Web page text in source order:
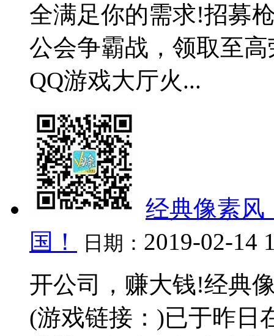
全满足你的需求!招募
公会争霸战，领取至
QQ游戏大厅火...
经典像素风
国！
日期： 2019-02-14
开公司，赚大钱!经典
(游戏链接：)已于昨日